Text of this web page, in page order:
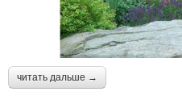
читать дальше →